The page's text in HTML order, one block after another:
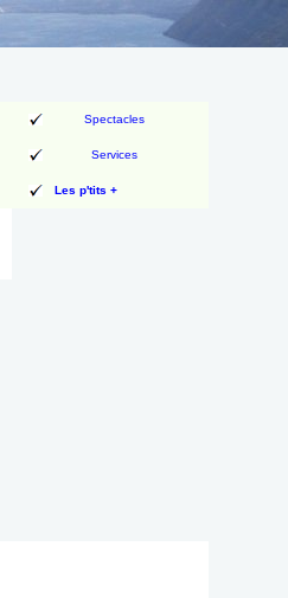
Spectacles
Services
Les p'tits +